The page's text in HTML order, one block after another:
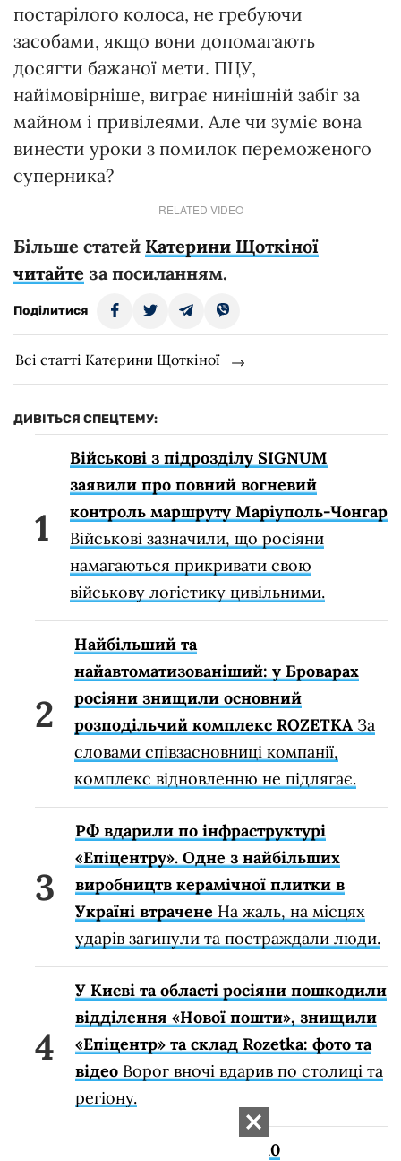
постарілого колоса, не гребуючи
засобами, якщо вони допомагають
досягти бажаної мети. ПЦУ,
найімовірніше, виграє нинішній забіг за
майном і привілеями. Але чи зуміє вона
винести уроки з помилок переможеного
суперника?
RELATED VIDEO
Більше статей Катерини Щоткіної
читайте за посиланням.
Поділитися
Всі статті Катерини Щоткіної
ДИВІТЬСЯ СПЕЦТЕМУ:
Військові з підрозділу SIGNUM
заявили про повний вогневий
контроль маршруту Маріуполь-Чонгар
Військові зазначили, що росіяни
намагаються прикривати свою
військову логістику цивільними.
Найбільший та
найавтоматизованіший: у Броварах
росіяни знищили основний
розподільчий комплекс ROZETKA За
словами співзасновниці компанії,
комплекс відновленню не підлягає.
РФ вдарили по інфраструктурі
«Епіцентру». Одне з найбільших
виробництв керамічної плитки в
Україні втрачене На жаль, на місцях
ударів загинули та постраждали люди.
У Києві та області росіяни пошкодили
відділення «Нової пошти», знищили
«Епіцентр» та склад Rozetka: фото та
відео Ворог вночі вдарив по столиці та
регіону.
За ніч СБС вдарили по 10